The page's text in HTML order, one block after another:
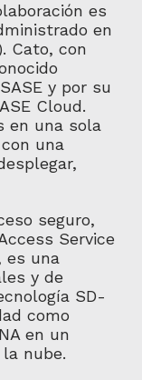
es
en
Cato, con
y por su
Cloud.
en una sola
una
seguro,
Service
es una
y de
SD-
como
en un
nube.